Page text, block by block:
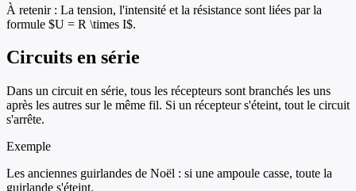
À retenir : La tension, l'intensité et la résistance sont liées par la
formule $U = R \times I$.
Circuits en série
Dans un circuit en série, tous les récepteurs sont branchés les uns
après les autres sur le même fil. Si un récepteur s'éteint, tout le circuit
s'arrête.
Exemple
Les anciennes guirlandes de Noël : si une ampoule casse, toute la
guirlande s'éteint.